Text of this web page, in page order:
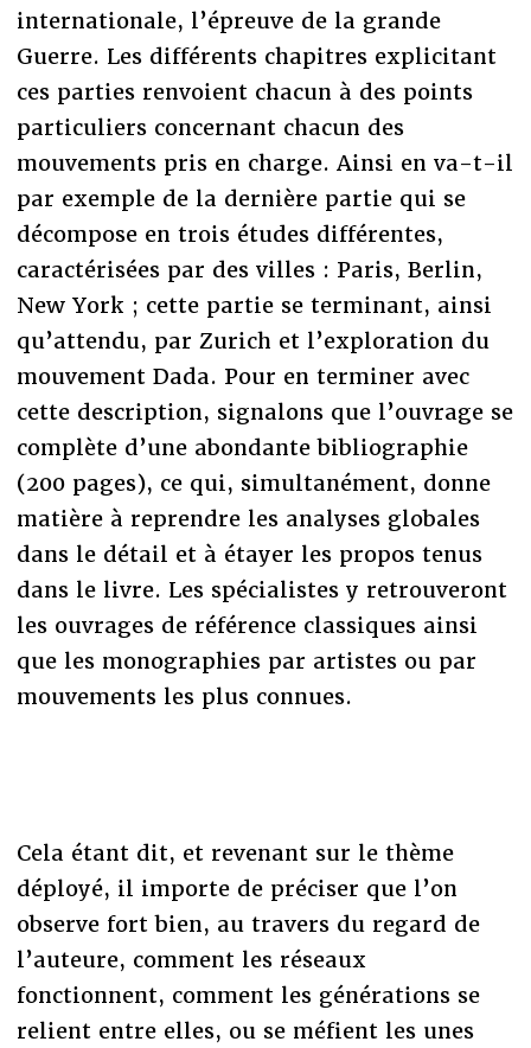
internationale, l’épreuve de la grande
Guerre. Les différents chapitres explicitant
ces parties renvoient chacun à des points
particuliers concernant chacun des
mouvements pris en charge. Ainsi en va-t-il
par exemple de la dernière partie qui se
décompose en trois études différentes,
caractérisées par des villes : Paris, Berlin,
New York ; cette partie se terminant, ainsi
qu’attendu, par Zurich et l’exploration du
mouvement Dada. Pour en terminer avec
cette description, signalons que l’ouvrage se
complète d’une abondante bibliographie
(200 pages), ce qui, simultanément, donne
matière à reprendre les analyses globales
dans le détail et à étayer les propos tenus
dans le livre. Les spécialistes y retrouveront
les ouvrages de référence classiques ainsi
que les monographies par artistes ou par
mouvements les plus connues.
Cela étant dit, et revenant sur le thème
déployé, il importe de préciser que l’on
observe fort bien, au travers du regard de
l’auteure, comment les réseaux
fonctionnent, comment les générations se
relient entre elles, ou se méfient les unes